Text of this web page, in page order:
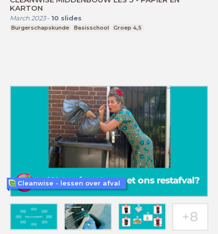
KARTON
March 2023- 10 slides
Burgerschapskunde Basisschool Groep 4,5
Cleanwise - lessen over afval